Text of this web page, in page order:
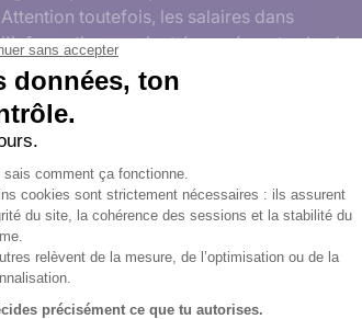
Attention toutefois, les salaires dans
l'informatique varient énormément selon le
métier, l'expérience, la spécialité et même la
région.